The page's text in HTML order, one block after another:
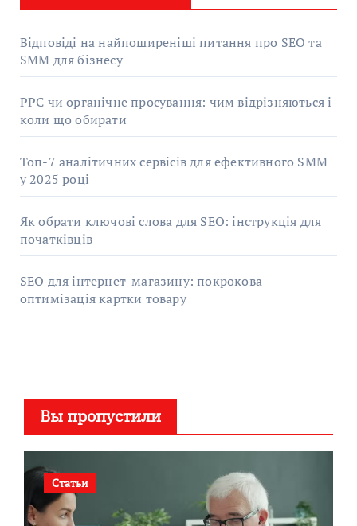
Відповіді на найпоширеніші питання про SEO та
SMM для бізнесу
PPC чи органічне просування: чим відрізняються і
коли що обирати
Топ-7 аналітичних сервісів для ефективного SMM
у 2025 році
Як обрати ключові слова для SEO: інструкція для
початківців
SEO для інтернет-магазину: покрокова
оптимізація картки товару
Вы пропустили
Статьи